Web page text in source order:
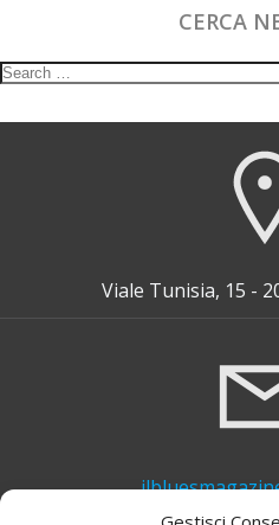
CERCA
Search
Viale Tunisia, 15 -